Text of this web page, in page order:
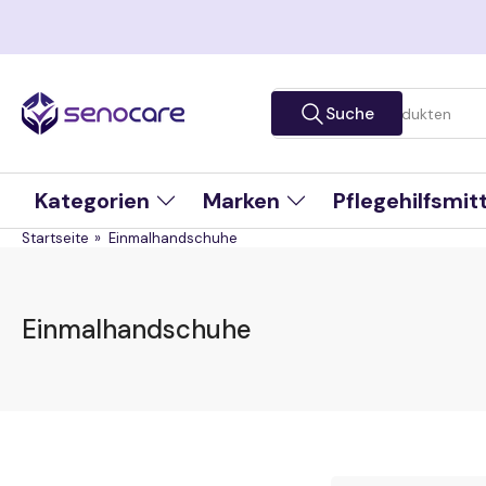
Suche
nach
Produkten
Suche
Kategorien Marken
Startseite » Einmalhandschuhe
Einmalhandschuhe